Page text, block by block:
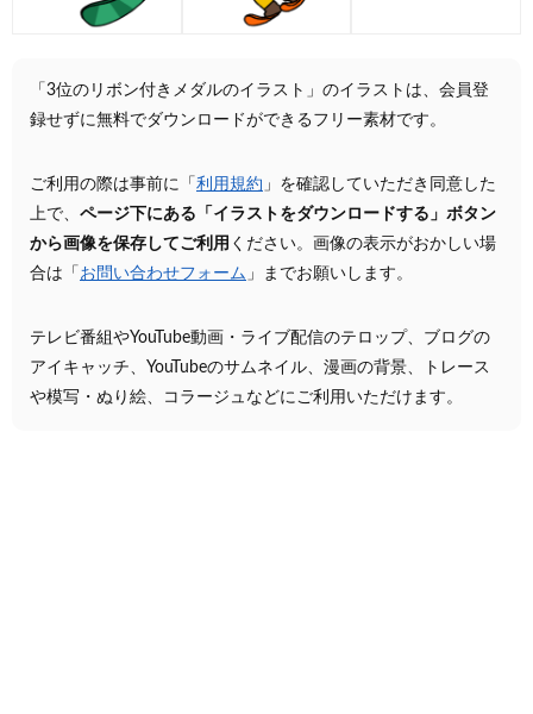
「3位のリボン付きメダルのイラスト」のイラストは、会員登
録せずに無料でダウンロードができるフリー素材です。
ご利用の際は事前に「 利用規約 」を確認していただき同意した
上で、 ページ下にある「イラストをダウンロードする」ボタン
から画像を保存してご利用 ください。画像の表示がおかしい場
合は「 お問い合わせフォーム 」までお願いします。
テレビ番組やYouTube動画・ライブ配信のテロップ、ブログの
アイキャッチ、YouTubeのサムネイル、漫画の背景、トレース
や模写・ぬり絵、コラージュなどにご利用いただけます。